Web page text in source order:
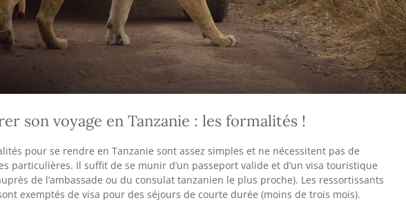
son voyage en Tanzanie : les formalités !
pour se rendre en Tanzanie sont assez simples et ne nécessitent pas de
particulières. Il suffit de se munir d’un passeport valide et d’un visa touristique
de l’ambassade ou du consulat tanzanien le plus proche). Les ressortissants
exemptés de visa pour des séjours de courte durée (moins de trois mois).